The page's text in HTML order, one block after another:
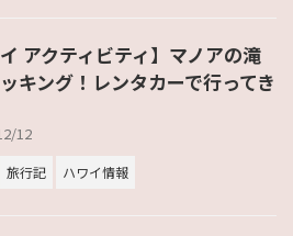
イ アクティビティ】マノアの滝
キング！レンタカーで行ってき
12
旅行記 ハワイ情報